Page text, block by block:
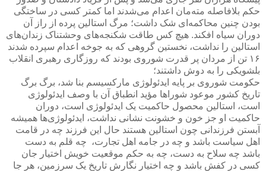
حکم بلافاصله مته‌مان اعدام می‌شدند اما کمتر کسی در ساختگی
بودن چنین محاکمه‌ای شک داشت؛ مرگ استالین پرده از راز آن
دوران سیاه افکند. هیچ کس طاقت شکنجه‌های وحشتناک زندان‌های
استالین را نداشت، نخستین گروهی که به جوخه اعدام سپرده شدند
۱۶ تن از مردان پر قدرت شوروی بودند که روزگاری رهبری انقلاب
بلشویکی را به دوش داشتند؛
حکومت شوروی بر پایه ایدئولوژی مارکسیسم بنا شد، برگ برگ
تاریخ کشور موعود شورا‌ها مؤید انطباق آن با وصف ایدئولوژی
است، استالین محصول حاکمیت یک ایدئولوژی است، دوران
حاکمیت او جز خون و خشونت نشانی نداشت، ایدئولوژی‌ها همیشه
آبستن فرزندانی چون استالین هستند حال این فرزند چه در قامت
اهل سیاست باشد و چه در جامه اهل تجارت، ‌ چه قلم به دست
باشد چه سلاح به دست، چه به حکم موقعیت خویش اختیار جان
کسی در کفش باشد و چه اختیار نگارش تاریخ یک سرزمین، هر جا